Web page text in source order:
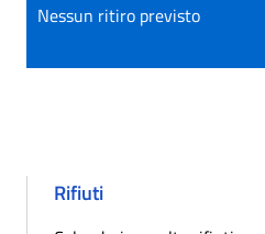
Nessun ritiro previsto
Rifiuti